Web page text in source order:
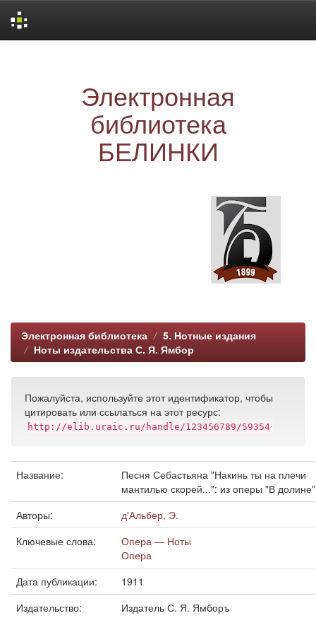
Электронная
библиотека
БЕЛИНКИ
Электронная библиотека
5. Нотные издания
Ноты издательства С. Я. Ямбор
Пожалуйста, используйте этот идентификатор, чтобы
цитировать или ссылаться на этот ресурс:
http://elib.uraic.ru/handle/123456789/59354
Название:
Песня Себастьяна "Накинь ты на плечи
мантилью скорей...": из оперы "В долине"
Авторы:
д'Альбер, Э.
Ключевые слова:
Опера — Ноты
Опера
Дата публикации:
1911
Издательство:
Издатель С. Я. Ямборъ